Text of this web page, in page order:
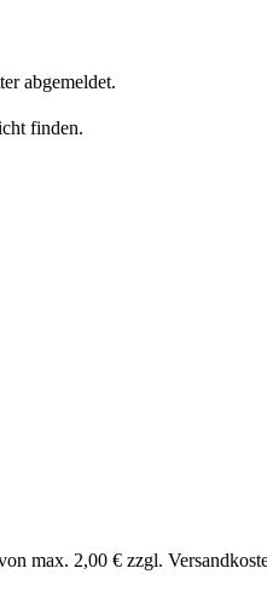
abgemeldet.
finden.
max. 2,00 € zzgl.